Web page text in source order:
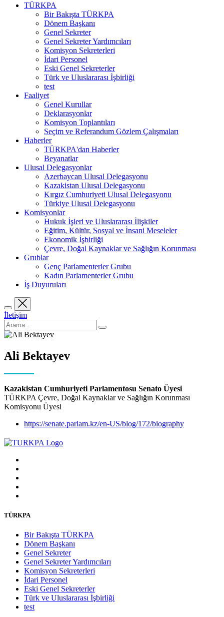
TÜRKPA
Bir Bakışta TÜRKPA
Dönem Başkanı
Genel Sekreter
Genel Sekreter Yardımcıları
Komisyon Sekreterleri
İdari Personel
Eski Genel Sekreterler
Türk ve Uluslararası İşbirliği
test
Faaliyet
Genel Kurullar
Deklarasyonlar
Komisyon Toplantıları
Seçim ve Referandum Gözlem Çalışmaları
Haberler
TÜRKPA'dan Haberler
Beyanatlar
Ulusal Delegasyonlar
Azerbaycan Ulusal Delegasyonu
Kazakistan Ulusal Delegasyonu
Kırgız Cumhuriyeti Ulusal Delegasyonu
Türkiye Ulusal Delegasyonu
Komisyonlar
Hukuk İşleri ve Uluslararası İlişkiler
Eğitim, Kültür, Sosyal ve İnsani Meseleler
Ekonomik İşbirliği
Çevre, Doğal Kaynaklar ve Sağlığın Korunması
Grublar
Genç Parlamenterler Grubu
Kadın Parlamenterler Grubu
İş Duyuruları
İletişim
Ali Bektayev
Kazakistan Cumhuriyeti Parlamentosu Senato Üyesi
TÜRKPA Çevre, Doğal Kaynaklar ve Sağlığın Korunması
Komisyonu Üyesi
https://senate.parlam.kz/en-US/blog/172/biography
TÜRKPA
Bir Bakışta TÜRKPA
Dönem Başkanı
Genel Sekreter
Genel Sekreter Yardımcıları
Komisyon Sekreterleri
İdari Personel
Eski Genel Sekreterler
Türk ve Uluslararası İşbirliği
test